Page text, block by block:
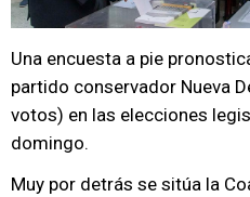
Una encuesta a pie
partido conservador Nueva
votos) en las elecciones
domingo.
Muy por detrás se sitúa la